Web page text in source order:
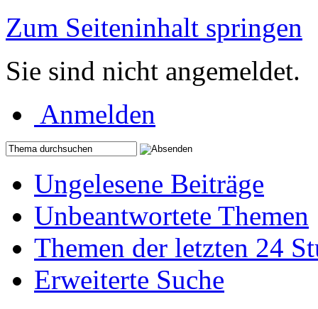
Zum Seiteninhalt springen
Sie sind nicht angemeldet.
Anmelden
Ungelesene Beiträge
Unbeantwortete Themen
Themen der letzten 24
Erweiterte Suche